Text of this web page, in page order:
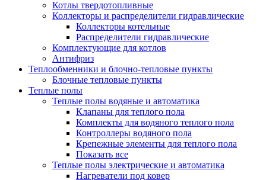
Котлы твердотопливные
Коллекторы и распределители гидравлические
Коллекторы котельные
Распределители гидравлические
Комплектующие для котлов
Антифриз
Теплообменники и блочно-тепловые пункты
Блочные тепловые пункты
Теплые полы
Теплые полы водяные и автоматика
Клапаны для теплого пола
Комплекты для водяного теплого пола
Контроллеры водяного пола
Крепежные элементы для теплого пола
Показать все
Теплые полы электрические и автоматика
Нагреватели под ковер